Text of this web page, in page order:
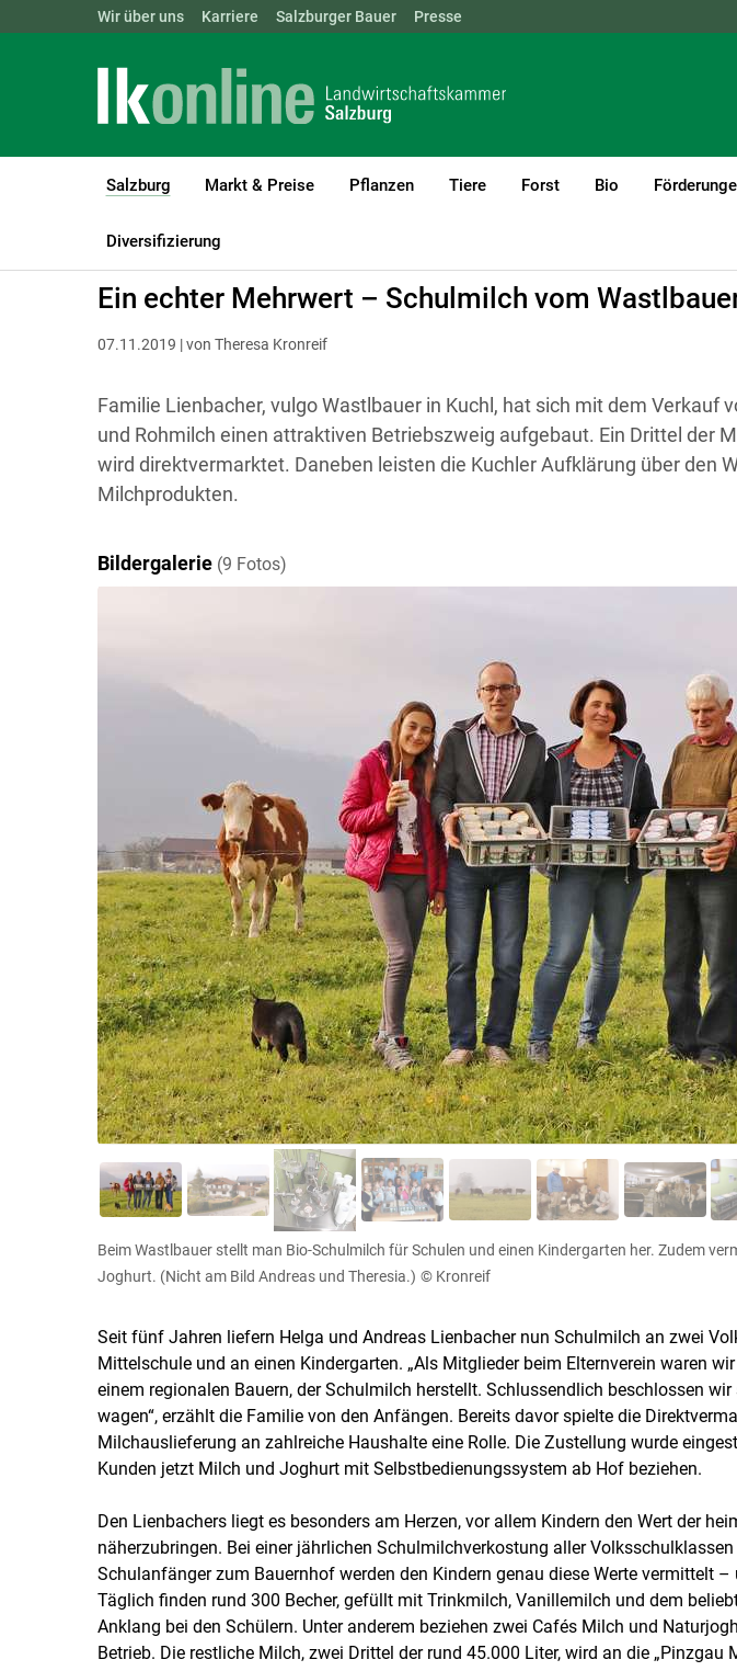
Skip to
Landwirtschaftskammern: ÖSTERREICH BGLD KTN
Wir über uns Karriere Salzburger Bauer Presse
Salzburg
(current)1
Markt & Preise Pflanzen Tiere Forst Bio
Diversifizierung
LK Salzburg Salzburg
Ein echter Mehrwert – Schulmilch vom
07.11.2019 | von Theresa Kronreif
Familie Lienbacher, vulgo Wastlbauer in Kuchl, hat sich mit dem Verkauf
und Rohmilch einen attraktiven Betriebszweig aufgebaut. Ein Drittel der
wird direktvermarktet. Daneben leisten die Kuchler Aufklärung über den
Milchprodukten.
Bildergalerie (9 Fotos)
Beim Wastlbauer stellt man Bio-Schulmilch für Schulen und einen Kindergarten her. Zudem
Joghurt. (Nicht am Bild Andreas und Theresia.) © Kronreif
Seit fünf Jahren liefern Helga und Andreas Lienbacher nun Schulmilch an zwei
Mittelschule und an einen Kindergarten. „Als Mitglieder beim Elternverein waren
einem regionalen Bauern, der Schulmilch herstellt. Schlussendlich beschlossen wir
wagen“, erzählt die Familie von den Anfängen. Bereits davor spielte die
Milchauslieferung an zahlreiche Haushalte eine Rolle. Die Zustellung wurde
Kunden jetzt Milch und Joghurt mit Selbstbedienungssystem ab Hof beziehen.
Den Lienbachers liegt es besonders am Herzen, vor allem Kindern den Wert der
näherzubringen. Bei einer jährlichen Schulmilchverkostung aller
Schulanfänger zum Bauernhof werden den Kindern genau diese Werte vermittelt
Täglich finden rund 300 Becher, gefüllt mit Trinkmilch, Vanillemilch und dem
Anklang bei den Schülern. Unter anderem beziehen zwei Cafés Milch und
Betrieb. Die restliche Milch, zwei Drittel der rund 45.000 Liter, wird an die „Pinzgau